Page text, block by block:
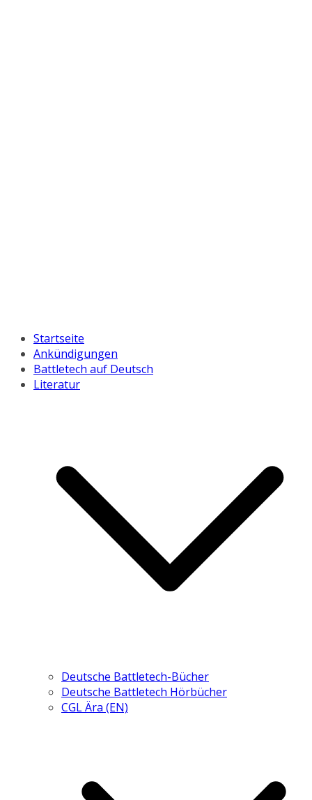
Startseite
Ankündigungen
Battletech auf Deutsch
Literatur
Deutsche Battletech-Bücher
Deutsche Battletech Hörbücher
CGL Ära (EN)